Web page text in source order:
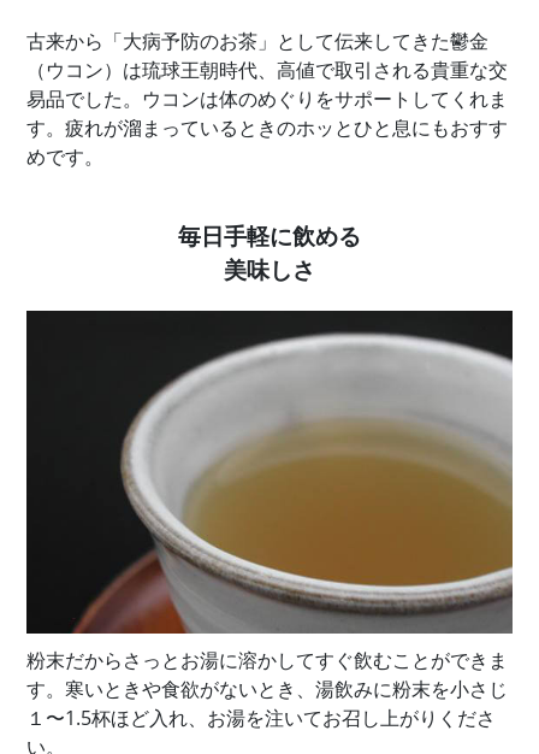
古来から「大病予防のお茶」として伝来してきた鬱金
（ウコン）は琉球王朝時代、高値で取引される貴重な交
易品でした。ウコンは体のめぐりをサポートしてくれま
す。疲れが溜まっているときのホッとひと息にもおすす
めです。
毎日手軽に飲める
美味しさ
粉末だからさっとお湯に溶かしてすぐ飲むことができま
す。寒いときや食欲がないとき、湯飲みに粉末を小さじ
１〜1.5杯ほど入れ、お湯を注いてお召し上がりくださ
い。